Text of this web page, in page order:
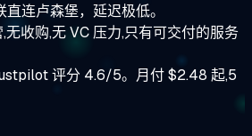
连卢森堡，延迟极低。
收购,无 VC 压力,只有可交付的服务
评分 4.6/5。月付 $2.48 起,5